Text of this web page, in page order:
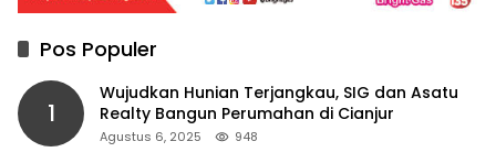
Pos Populer
1
Wujudkan Hunian Terjangkau, SIG dan Asatu
Realty Bangun Perumahan di Cianjur
Agustus 6, 2025 948